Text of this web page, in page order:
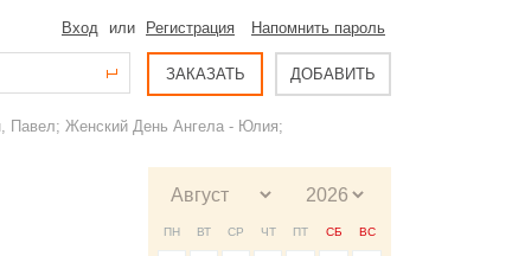
Вход или Регистрация Напомнить пароль
ЗАКАЗАТЬ ДОБАВИТЬ
Павел; Женский День Ангела - Юлия;
ПН ВТ СР ЧТ ПТ СБ ВС